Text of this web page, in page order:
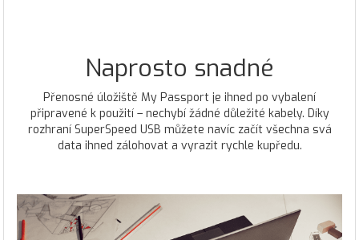
Naprosto snadné
Přenosné úložiště My Passport je ihned po vybalení
připravené k použití – nechybí žádné důležité kabely. Díky
rozhraní SuperSpeed USB můžete navíc začít všechna svá
data ihned zálohovat a vyrazit rychle kupředu.